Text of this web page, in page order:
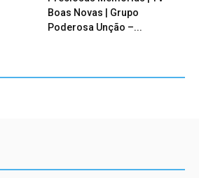
Boas Novas | Grupo
Poderosa Unção –...